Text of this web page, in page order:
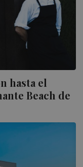
hasta el
Beach de